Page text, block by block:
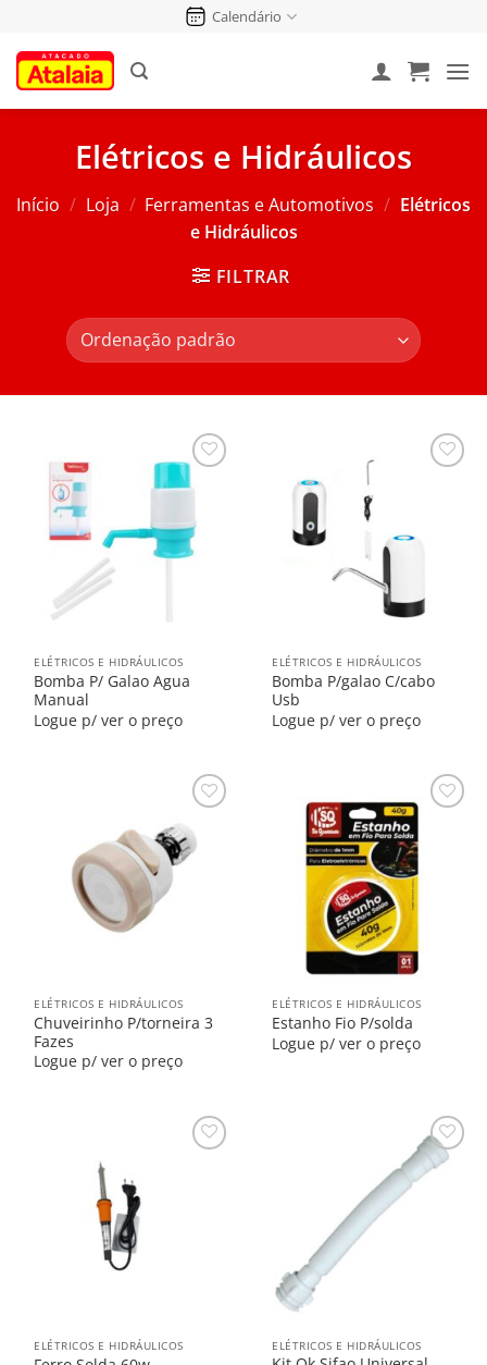
conteúdo
Calendário
Elétricos e Hidráulicos
Início / Loja / Ferramentas e Automotivos / Elétricos
e Hidráulicos
FILTRAR
Salvar
ELÉTRICOS E HIDRÁULICOS
Bomba P/ Galao Agua
Manual
Logue p/ ver o preço
ELÉTRICOS E HIDRÁULICOS
Bomba P/galao C/cabo
Usb
Logue p/ ver o preço
na
Lista
ELÉTRICOS E HIDRÁULICOS
Chuveirinho P/torneira 3
Fazes
Logue p/ ver o preço
ELÉTRICOS E HIDRÁULICOS
Estanho Fio P/solda
Logue p/ ver o preço
ELÉTRICOS E HIDRÁULICOS
Salvar
ELÉTRICOS E HIDRÁULICOS